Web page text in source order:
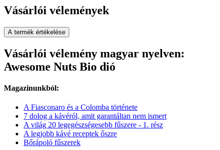
Vásárlói vélemények
A termék értékelése
Vásárlói vélemény magyar nyelven:
Awesome Nuts Bio dió
Magazinunkból:
A Fiasconaro és a Colomba története
7 dolog a kávéról, amit garantáltan nem ismert
A világ 20 legegészségesebb fűszere - 1. rész
A legjobb kávé receptek őszre
Bőrápoló fűszerek